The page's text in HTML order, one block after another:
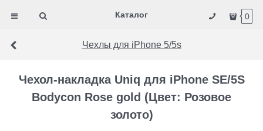
Каталог 0
Чехлы для iPhone 5/5s
Чехол-накладка Uniq для iPhone SE/5S
Bodycon Rose gold (Цвет: Розовое
золото)